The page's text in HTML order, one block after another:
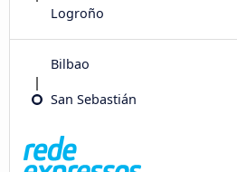
Logroño
Bilbao
San Sebastián